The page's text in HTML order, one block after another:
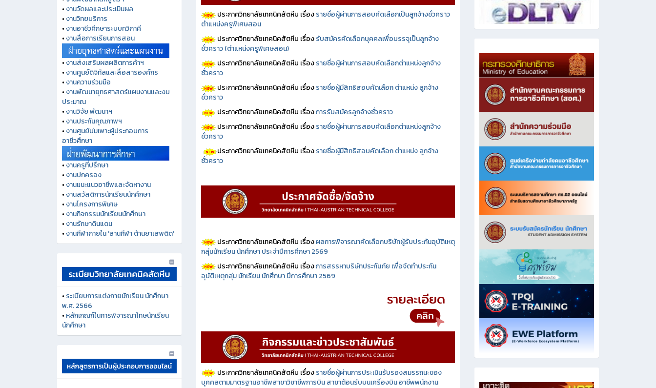
•งานวัดผลและประเมินผล
•งานวิทยบริการ
•งานอาชีวศึกษาระบบทวิภาคี
•งานสื่อการเรียนการสอน
•งานส่งเสริมผลผลิตการค้าฯ
•งานศูนย์ดิจิทัลและสื่อสารองค์กร
•งานความร่วมมือ
•งานพัฒนายุทธศาสตร์แผนงานและงบ
ประมาณ
•งานวิจัย พัฒนาฯ
•งานประกันคุณภาพฯ
•งานศูนย์บ่มเพาะผู้ประกอบการ
อาชีวศึกษา
•งานครูที่ปรึกษา
•งานปกครอง
•งานแนะแนวอาชีพและจัดหางาน
•งานสวัสดิการนักเรียนนักศึกษา
•งานโครงการพิเศษ
•งานกิจกรรมนักเรียนนักศึกษา
•งานรักษาดินแดน
•งานกีฬาภายใน 'ลานกีฬา ต้านยาเสพติด'
• ระเบียบการแต่งกายนักเรียน นักศึกษา
พ.ศ. 2566
• หลักเกณฑ์ในการพิจารณาโทษนักเรียน
นักศึกษา
ประกาศวิทยาลัยเทคนิคสัตหีบ เรื่องรายชื่อผู้ผ่านการสอบคัดเลือกเป็นลูกจ้างชั่วคราว
ตำแหน่งครูพิเศษสอน
ประกาศวิทยาลัยเทคนิคสัตหีบ เรื่องรับสมัครคัดเลือกบุคคลเพื่อบรรจุเป็นลูกจ้าง
ชั่วคราว (ตำแหน่งครูพิเศษสอน)
ประกาศวิทยาลัยเทคนิคสัตหีบ เรื่องรายชื่อผู้ผ่านการสอบคัดเลือกตำแหน่งลูกจ้าง
ชั่วคราว
ประกาศวิทยาลัยเทคนิคสัตหีบ เรื่องรายชื่อผู้มีสิทธิสอบคัดเลือก ตำแหน่ง ลูกจ้าง
ชั่วคราว
ประกาศวิทยาลัยเทคนิคสัตหีบ เรื่องการรับสมัครลูกจ้างชั่วคราว
ประกาศวิทยาลัยเทคนิคสัตหีบ เรื่องรายชื่อผู้ผ่านการสอบคัดเลือกตำแหน่งลูกจ้าง
ชั่วคราว
ประกาศวิทยาลัยเทคนิคสัตหีบ เรื่องรายชื่อผู้มีสิทธิสอบคัดเลือก ตำแหน่ง ลูกจ้าง
ชั่วคราว
ประกาศวิทยาลัยเทคนิคสัตหีบ เรื่องผลการพิจารณาคัดเลือกบริษัทผู้รับประกันอุบัติเหตุ
กลุ่มนักเรียน นักศึกษา ประจำปีการศึกษา 2569
ประกาศวิทยาลัยเทคนิคสัตหีบ เรื่องการสรรหาบริษัทประกันภัย เพื่อจัดทำประกัน
อุบัติเหตุกลุ่ม นักเรียน นักศึกษา ปีการศึกษา 2569
ประกาศวิทยาลัยเทคนิคสัตหีบ เรื่องรายชื่อผู้ผ่านการประเมินรับรองสมรรถนะของ
บุคคลตามมาตรฐานอาชีพสาขาวิชาชีพการบิน สาขาต้อนรับบนเครื่องบิน อาชีพพนักงาน